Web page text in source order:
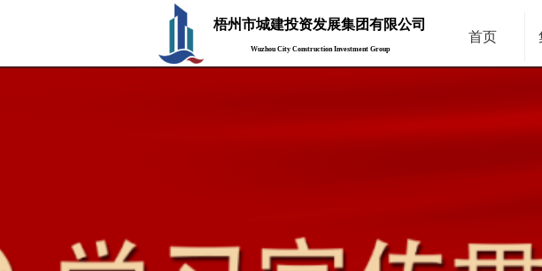
梧州市城建投资发展集团有限公司
Wuzhou City Construction Investment Group
首页